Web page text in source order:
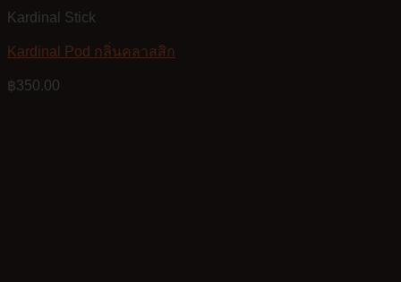
Kardinal Stick
Kardinal Pod กลิ่นคลาสสิก
฿350.00